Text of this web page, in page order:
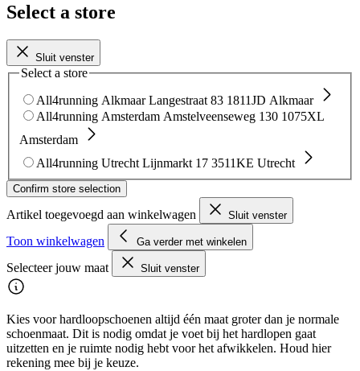
Select a store
Sluit venster
Select a store
All4running Alkmaar Langestraat 83 1811JD Alkmaar
All4running Amsterdam Amstelveenseweg 130 1075XL
Amsterdam
All4running Utrecht Lijnmarkt 17 3511KE Utrecht
Confirm store selection
Artikel toegevoegd aan winkelwagen Sluit venster
Toon winkelwagen Ga verder met winkelen
Selecteer jouw maat Sluit venster
Kies voor hardloopschoenen altijd één maat groter dan je normale
schoenmaat. Dit is nodig omdat je voet bij het hardlopen gaat
uitzetten en je ruimte nodig hebt voor het afwikkelen. Houd hier
rekening mee bij je keuze.